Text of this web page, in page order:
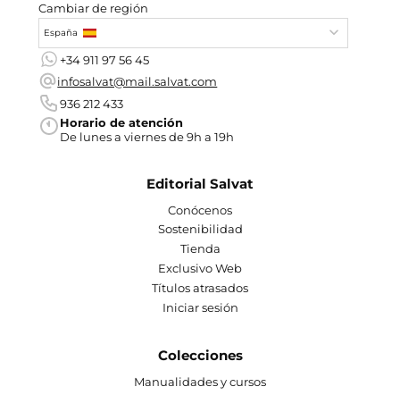
Cambiar de región
España
+34 911 97 56 45
infosalvat@mail.salvat.com
936 212 433
Horario de atención
De lunes a viernes de 9h a 19h
Editorial Salvat
Conócenos
Sostenibilidad
Tienda
Exclusivo Web
Títulos atrasados
Iniciar sesión
Colecciones
Manualidades y cursos